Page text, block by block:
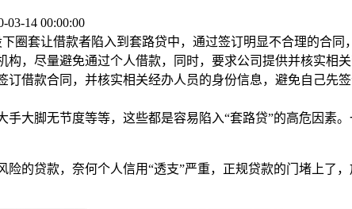
03-14 00:00:00
套让借款者陷入到套路贷中，通过签订明显不合理的合
，尽量避免通过个人借款，同时，要求公司提供并核实相关
借款合同，并核实相关经办人员的身份信息，避免自己先
大脚无节度等等，这些都是容易陷入“套路贷”的高危因素
的贷款，奈何个人信用“透支”严重，正规贷款的门堵上了